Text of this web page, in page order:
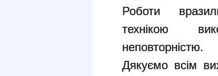
Роботи
технікою
неповторністю.
Дякуємо всім